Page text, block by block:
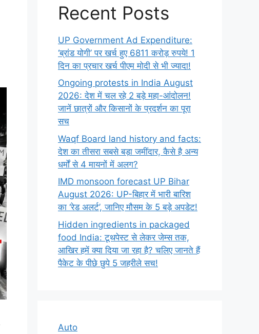
Recent Posts
UP Government Ad Expenditure:
‘ब्रांड योगी’ पर खर्च हुए 6811 करोड़ रुपये! 1
दिन का प्रचार खर्च पीएम मोदी से भी ज्यादा!
Ongoing protests in India August
2026: देश में चल रहे 2 बड़े महा-आंदोलन!
जानें छात्रों और किसानों के प्रदर्शन का पूरा
सच
Waqf Board land history and facts:
देश का तीसरा सबसे बड़ा जमींदार, कैसे है अन्य
धर्मों से 4 मायनों में अलग?
IMD monsoon forecast UP Bihar
August 2026: UP-बिहार में भारी बारिश
का ‘रेड अलर्ट’, जानिए मौसम के 5 बड़े अपडेट!
Hidden ingredients in packaged
food India: टूथपेस्ट से लेकर जेम्स तक,
आखिर हमें क्या दिया जा रहा है? चलिए जानते हैं
पैकेट के पीछे छुपे 5 जहरीले सच!
Auto